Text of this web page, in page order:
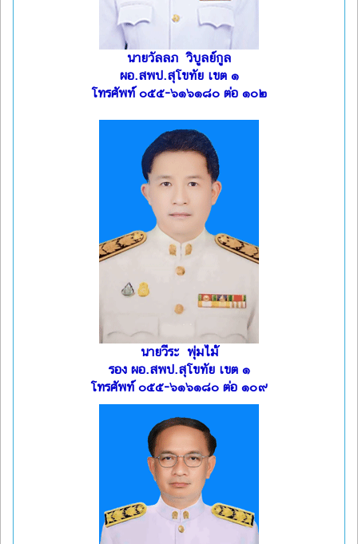
นายวัลลภ วิบูลย์กูล
ผอ.สพป.สุโขทัย เขต ๑
โทรศัพท์ ๐๕๕-๖๑๖๑๘๐ ต่อ ๑๐๒
นายวีระ พุ่มไม้
รอง ผอ.สพป.สุโขทัย เขต ๑
โทรศัพท์ ๐๕๕-๖๑๖๑๘๐ ต่อ ๑๐๙